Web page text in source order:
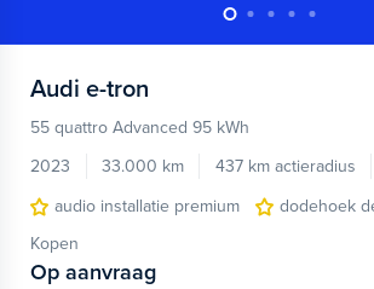
Audi e-tron
55 quattro Advanced 95 kWh
2023
33.000 km 437 km actieradius
audio installatie premium
dodehoek
Kopen
Op aanvraag